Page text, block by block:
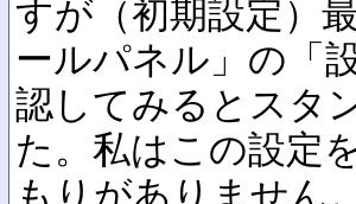
すが（初期設定）
ールパネル」の「
認してみるとスタ
た。私はこの設定
もりがありません